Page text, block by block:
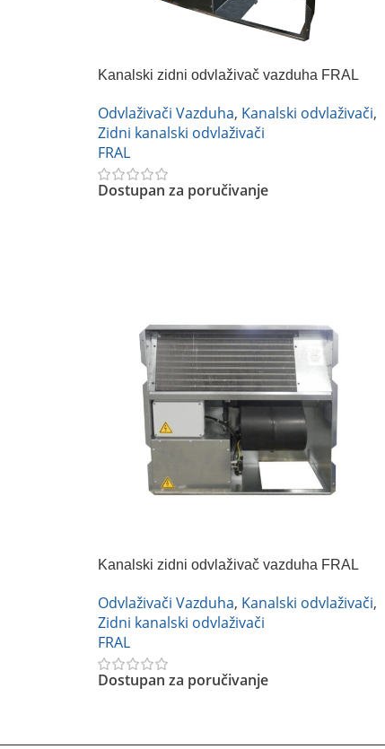
Kanalski zidni odvlaživač vazduha FRAL
Odvlaživači Vazduha, Kanalski odvlaživači,
Zidni kanalski odvlaživači
FRAL
Dostupan za poručivanje
Kanalski zidni odvlaživač vazduha FRAL
Odvlaživači Vazduha, Kanalski odvlaživači,
Zidni kanalski odvlaživači
FRAL
Dostupan za poručivanje